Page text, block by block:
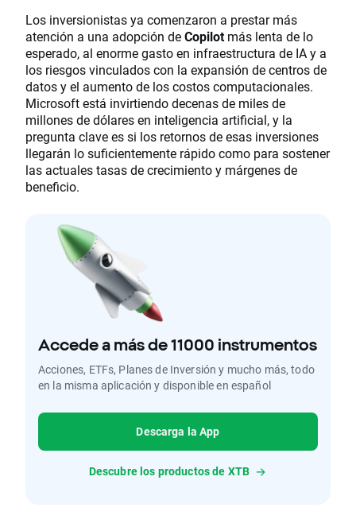
Los inversionistas ya comenzaron a prestar más
atención a una adopción deCopilotmás lenta de lo
esperado, al enorme gasto en infraestructura de IA y a
los riesgos vinculados con la expansión de centros de
datos y el aumento de los costos computacionales.
Microsoft está invirtiendo decenas de miles de
millones de dólares en inteligencia artificial, y la
pregunta clave es si los retornos de esas inversiones
llegarán lo suficientemente rápido como para sostener
las actuales tasas de crecimiento y márgenes de
beneficio.
Accede a más de 11000 instrumentos
Acciones, ETFs, Planes de Inversión y mucho más, todo
en la misma aplicación y disponible en español
Descarga la App
Descubre los productos de XTB